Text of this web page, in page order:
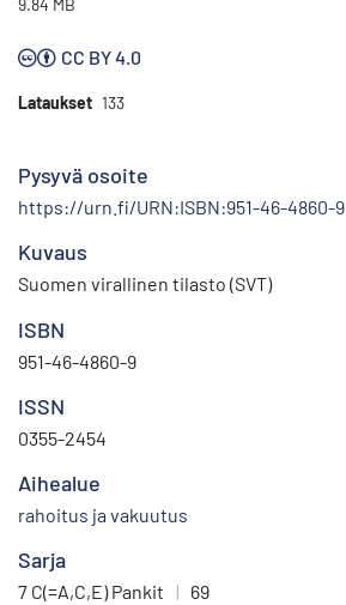
9.84 MB
CC BY 4.0
Lataukset 133
Pysyvä osoite
https://urn.fi/URN:ISBN:951-46-4860-9
Kuvaus
Suomen virallinen tilasto (SVT)
ISBN
951-46-4860-9
ISSN
0355-2454
Aihealue
rahoitus ja vakuutus
Sarja
7 C(=A,C,E) Pankit | 69